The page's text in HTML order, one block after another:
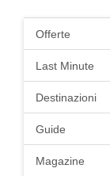
Offerte
Last Minute
Destinazioni
Guide
Magazine